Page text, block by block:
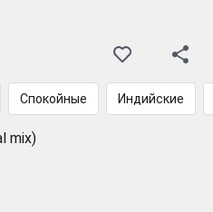
Спокойные Индийские
mix)